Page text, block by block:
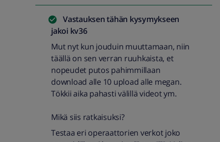
Vastauksen tähän kysymykseen
jakoi kv36
Mut nyt kun jouduin muuttamaan, niin
täällä on sen verran ruuhkaista, et
nopeudet putos pahimmillaan
download alle 10 upload alle megan.
Tökkii aika pahasti välillä videot ym.
Mikä siis ratkaisuksi?
Testaa eri operaattorien verkot joko